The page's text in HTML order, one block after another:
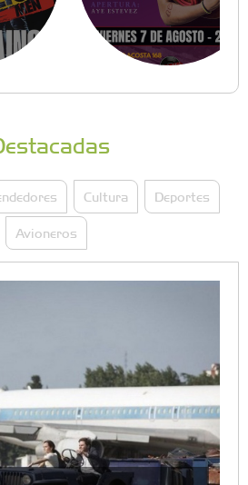
Cultura Deportes
Avioneros